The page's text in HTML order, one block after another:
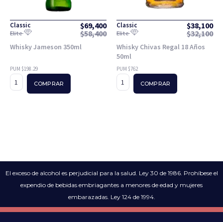
Classic $69,400
Elite $58,400
Whisky Jameson 350ml
PUM $198.29
COMPRAR
Classic $38,100
Elite $32,100
Whisky Chivas Regal 18 Años
50ml
PUM $762
COMPRAR
El exceso de alcohol es perjudicial para la salud. Ley 30 de 1986. Prohíbese el
expendio de bebidas embriagantes a menores de edad y mujeres
embarazadas. Ley 124 de 1994.